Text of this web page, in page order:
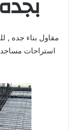
مقاول بناء جده ,
استراحات